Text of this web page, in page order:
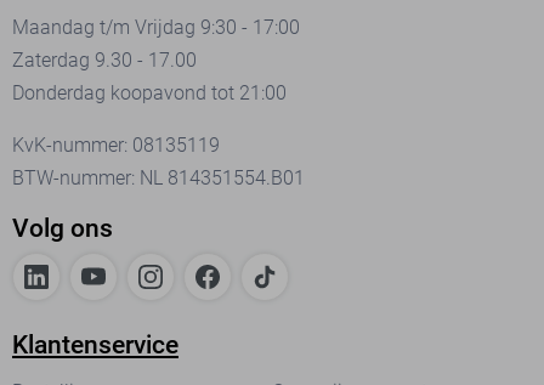
Maandag t/m Vrijdag 9:30 - 17:00
Zaterdag 9.30 - 17.00
Donderdag koopavond tot 21:00
KvK-nummer: 08135119
BTW-nummer: NL 814351554.B01
Volg ons
Klantenservice